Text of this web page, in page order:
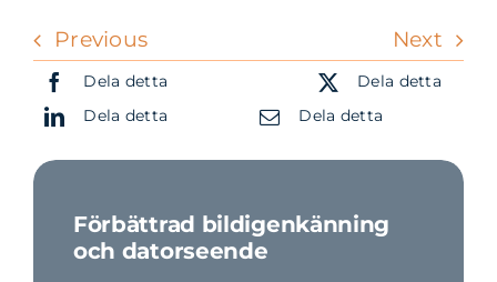
Previous Next
Dela detta
Dela detta
Dela detta
Dela detta
Förbättrad bildigenkänning
och datorseende